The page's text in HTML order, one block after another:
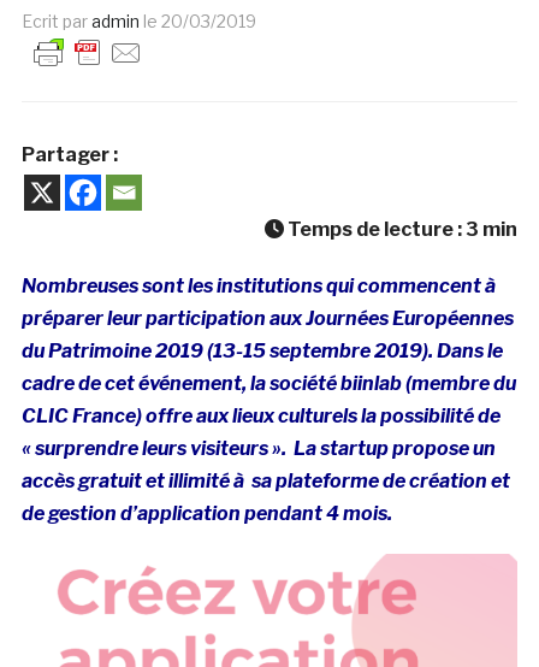
Ecrit paradmin le 20/03/2019
Partager :
Temps de lecture : 3 min
Nombreuses sont les institutions qui commencent à
préparer leur participation aux Journées Européennes
du Patrimoine 2019 (13-15 septembre 2019). Dans le
cadre de cet événement, la société biinlab (membre du
CLIC France) offre aux lieux culturels la possibilité de
« surprendre leurs visiteurs ». La startup propose un
accès gratuit et illimité à sa plateforme de création et
de gestion d’application pendant 4 mois.